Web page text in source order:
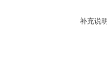
补充说